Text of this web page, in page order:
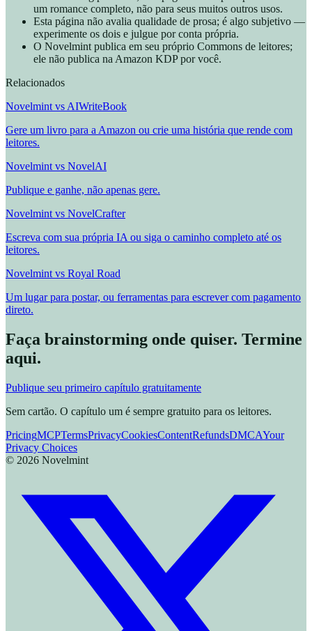
um romance completo, não para seus muitos outros usos.
Esta página não avalia qualidade de prosa; é algo subjetivo —
experimente os dois e julgue por conta própria.
O Novelmint publica em seu próprio Commons de leitores;
ele não publica na Amazon KDP por você.
Relacionados
Novelmint vs AIWriteBook
Gere um livro para a Amazon ou crie uma história que rende com
leitores.
Novelmint vs NovelAI
Publique e ganhe, não apenas gere.
Novelmint vs NovelCrafter
Escreva com sua própria IA ou siga o caminho completo até os
leitores.
Novelmint vs Royal Road
Um lugar para postar, ou ferramentas para escrever com pagamento
direto.
Faça brainstorming onde quiser. Termine
aqui.
Publique seu primeiro capítulo gratuitamente
Sem cartão. O capítulo um é sempre gratuito para os leitores.
PricingMCPTermsPrivacyCookiesContentRefundsDMCAYour
Privacy Choices
© 2026 Novelmint